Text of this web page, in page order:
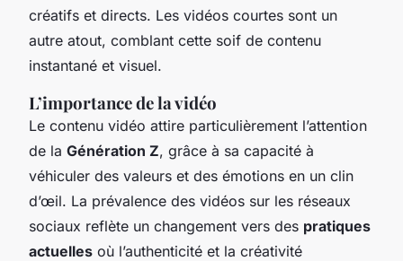
créatifs et directs. Les vidéos courtes sont un
autre atout, comblant cette soif de contenu
instantané et visuel.
L’importance de la vidéo
Le contenu vidéo attire particulièrement l’attention
de la Génération Z, grâce à sa capacité à
véhiculer des valeurs et des émotions en un clin
d’œil. La prévalence des vidéos sur les réseaux
sociaux reflète un changement vers des pratiques
actuelles où l’authenticité et la créativité